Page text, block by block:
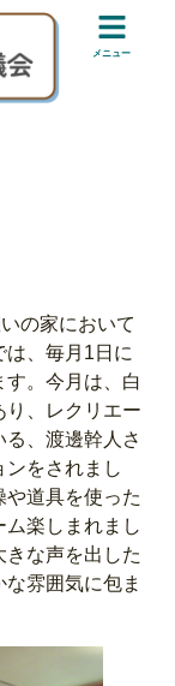
メニュー
の家において
、毎月1日に
。今月は、白
り、レクリエー
、渡邊幹人さ
ンをされまし
道具を使った
楽しまれまし
な声を出した
雰囲気に包ま